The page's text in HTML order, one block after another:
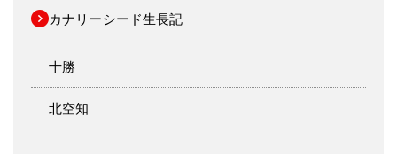
カナリーシード生長記
十勝
北空知